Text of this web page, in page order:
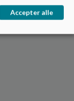
Accepter alle